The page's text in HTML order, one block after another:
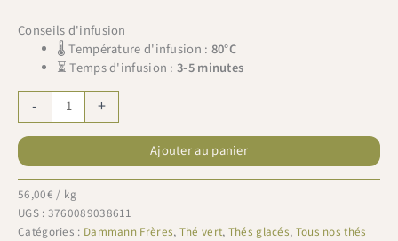
Conseils d'infusion
🌡 Température d'infusion : 80°C
⏳ Temps d'infusion :3-5 minutes
-
de
Dammann
Frères
Vert
Pêche
100g
+
Ajouter au panier
56,00€ / kg
UGS : 3760089038611
Catégories : Dammann Frères, Thé vert, Thés glacés, Tous nos thés